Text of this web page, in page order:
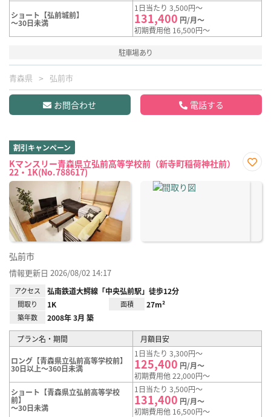
ショート【弘前城前】
～30日未満
1日当たり 3,500円～
131,400 円/月～
初期費用他 16,500円～
駐車場あり
青森県 弘前市
お問合わせ 電話する
割引キャンペーン
Kマンスリー青森県立弘前高等学校前（新寺町稲荷神社前）
22・1K(No.788617)
に入
弘前市
情報更新日 2026/08/02 14:17
アクセス 弘南鉄道大鰐線「中央弘前駅」徒歩12分
間取り 1K 面積 27m²
築年数 2008年 3月 築
プラン名・期間 月額目安
ロング【青森県立弘前高等学校前】
30日以上～360日未満
1日当たり 3,300円～
125,400 円/月～
初期費用他 22,000円～
ショート【青森県立弘前高等学校
前】
～30日未満
1日当たり 3,500円～
131,400 円/月～
初期費用他 16,500円～